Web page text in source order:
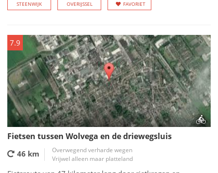
STEENWIJK OVERIJSSEL FAVORIET
7.9
Fietsen tussen Wolvega en de driewegsluis
46 km
Overwegend verharde wegen
Vrijwel alleen maar platteland